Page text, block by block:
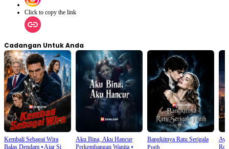
Click to copy the link
Cadangan Untuk Anda
Kembali Sebagai Wira
Balas Dendam ⦁Ajar Si
Aku Bina, Aku Hancur
Perkembangan Wanita⦁
Bangkitnya Ratu Serigala
Putih